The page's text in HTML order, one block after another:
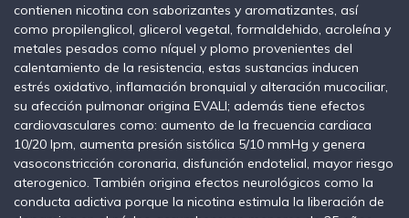
contienen nicotina con saborizantes y aromatizantes, así
como propilenglicol, glicerol vegetal, formaldehido, acroleína y
metales pesados como níquel y plomo provenientes del
calentamiento de la resistencia, estas sustancias inducen
estrés oxidativo, inflamación bronquial y alteración mucociliar,
su afección pulmonar origina EVALI; además tiene efectos
cardiovasculares como: aumento de la frecuencia cardiaca
10/20 lpm, aumenta presión sistólica 5/10 mmHg y genera
vasoconstricción coronaria, disfunción endotelial, mayor riesgo
aterogenico. También origina efectos neurológicos como la
conducta adictiva porque la nicotina estimula la liberación de